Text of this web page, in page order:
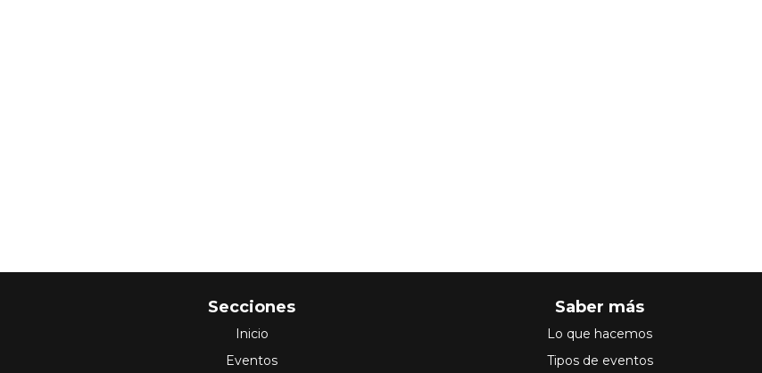
Secciones
Inicio
Eventos
Saber más
Lo que hacemos
Tipos de eventos